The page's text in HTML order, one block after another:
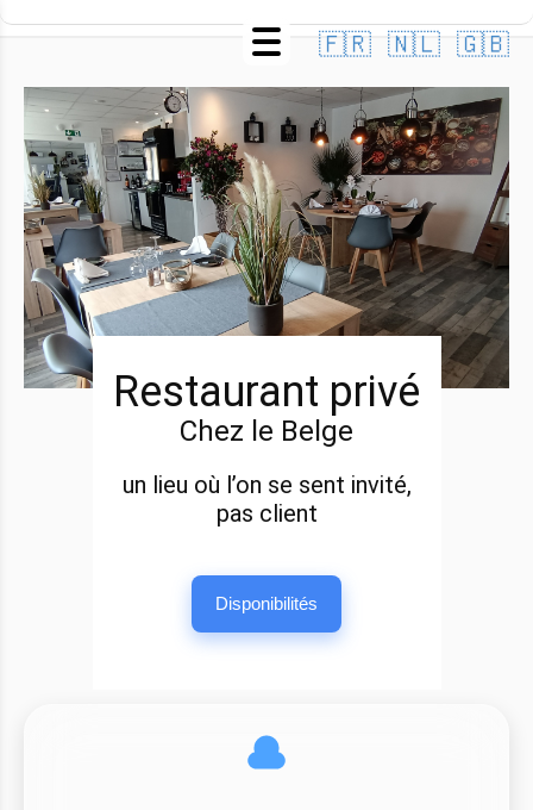
🇫🇷 🇳🇱 🇬🇧
Restaurant privé
Chez le Belge
un lieu où l’on se sent invité,
pas client
Disponibilités